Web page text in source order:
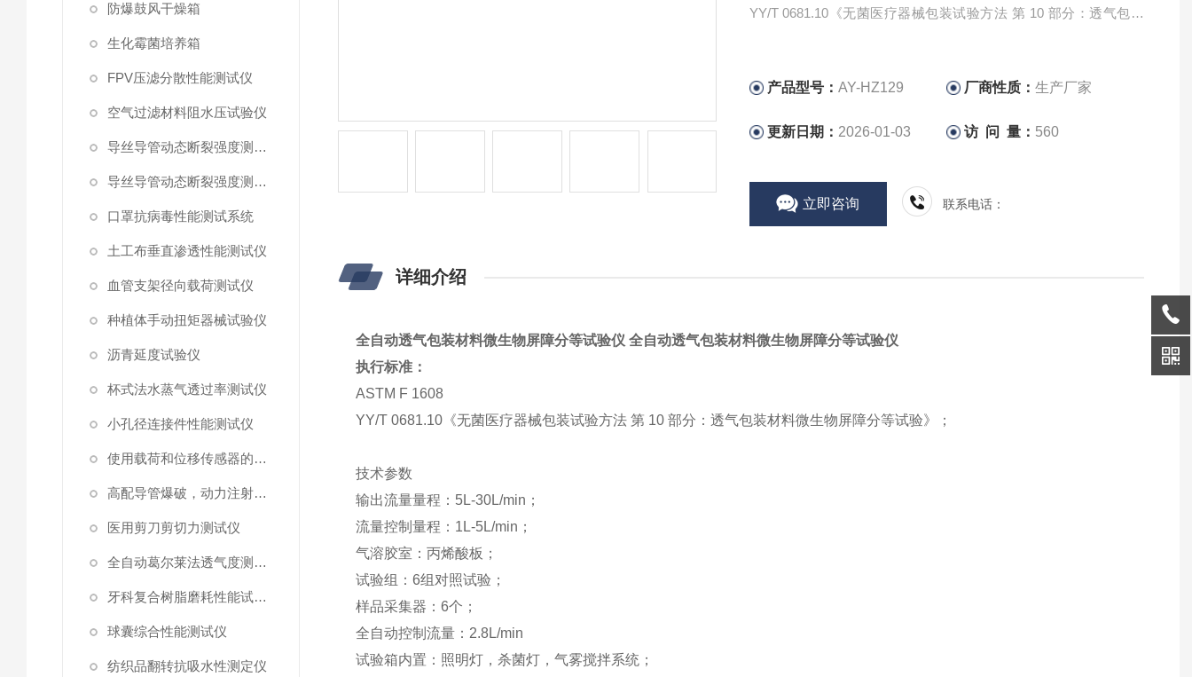
防爆鼓风干燥箱
生化霉菌培养箱
FPV压滤分散性能测试仪
空气过滤材料阻水压试验仪
导丝导管动态断裂强度测试仪 （峰值拉力）
导丝导管动态断裂强度测试仪
口罩抗病毒性能测试系统
土工布垂直渗透性能测试仪
血管支架径向载荷测试仪
种植体手动扭矩器械试验仪
沥青延度试验仪
杯式法水蒸气透过率测试仪
小孔径连接件性能测试仪
使用载荷和位移传感器的塑料高速穿刺特性测试仪
高配导管爆破，动力注射中流量及压力测试仪
医用剪刀剪切力测试仪
全自动葛尔莱法透气度测试仪
牙科复合树脂磨耗性能试验仪
球囊综合性能测试仪
纺织品翻转抗吸水性测定仪
YY/T 0681.10《无菌医疗器械包装试验方法 第 10 部分：透气包装
产品型号： AY-HZ129 厂商性质：生产厂家
更新日期： 2026-01-03 访 问 量： 560
立即咨询 联系电话：
详细介绍
全自动透气包装材料微生物屏障分等试验仪 全自动透气包装材料微生物屏障分等试验仪
执行标准：
ASTM F 1608
YY/T 0681.10 《无菌医疗器械包装试验方法 第 10部分：透气包装材料微生物屏障分等试验》；
技术参数
输出流量量程： 5L-30L/min ；
流量控制量程： 1L-5L/min ；
气溶胶室：丙烯酸板；
试验组：6组对照试验；
样品采集器：6个；
全自动控制流量： 2.8L/min
试验箱内置：照明灯，杀菌灯，气雾搅拌系统；